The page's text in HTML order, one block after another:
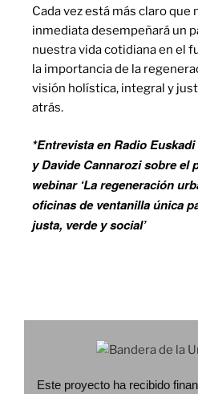
Cada vez está más claro que
inmediata desempeñará un
nuestra vida cotidiana en el
la importancia de la
visión holística, integral y
atrás.
*Entrevista en Radio
y Davide Cannarozi sobre el
webinar ‘La regeneración
oficinas de ventanilla única
justa, verde y social’
Este proyecto ha recibido